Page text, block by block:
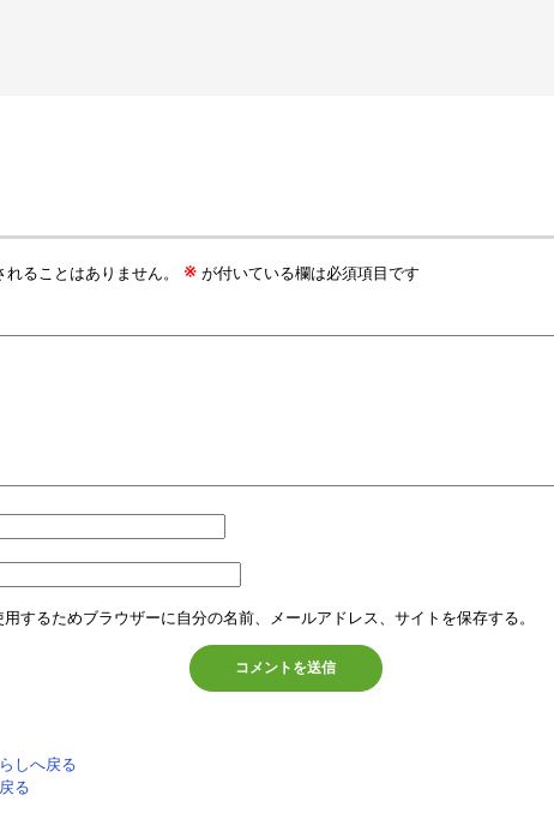
ることはありません。 ※ が付いている欄は必須項目です
するためブラウザーに自分の名前、メールアドレス、サイトを保存する。
しへ戻る
る